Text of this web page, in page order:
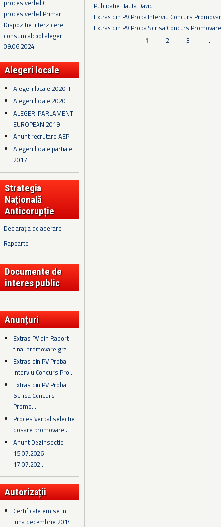
proces verbal CL
proces verbal Primar
Dispozitie interzicere
consum alcool alegeri
09.06.2024
Alegeri locale
Alegeri locale 2020 II
Alegeri locale 2020
ALEGERI PARLAMENT
EUROPEAN 2019
Anunt recrutare AEP
Alegeri locale partiale
2017
Strategia
Națională
Anticorupție
Declarația de aderare
Rapoarte
Documente de
interes public
Anunțuri
Extras PV din Raport
final promovare gra...
Extras din PV Proba
Interviu Concurs Pro...
Extras din PV Proba
Scrisa Concurs
Promo...
Proces Verbal selectie
dosare promovare...
Anunt Dezinsectie
15.07.2026 -
17.07.202...
Autorizații
Certificate emise in
luna decembrie 2014
Publicatie Hauta David
Extras din PV Proba Interviu Concurs
Extras din PV Proba Scrisa Concurs
1 2 3 …